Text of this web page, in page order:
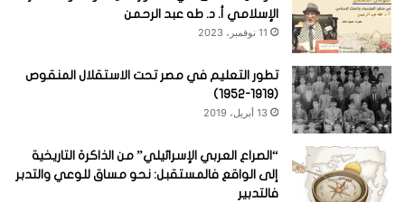
الإسلامي أ. د. طه عبد الرحمن
11 نوفمبر، 2023
تطور التعليم في مصر تحت الاستقلال المنقوص
(1919-1952)
13 أبريل، 2019
“الصراع العربي الإسرائيلي” من الذاكرة التاريخية
إلى الواقع فالمستقبل: نحو مساق للوعي والتدبر
فالتدبير